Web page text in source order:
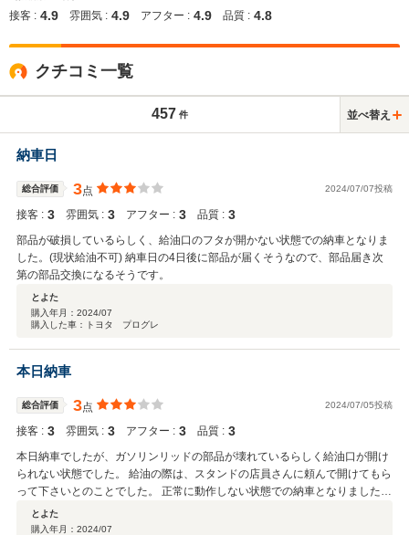
接客 : 4.9 雰囲気 : 4.9 アフター : 4.9 品質 : 4.8
クチコミ一覧
457 件 並べ替え
納車日
総合評価 3点 2024/07/07投稿
接客 : 3 雰囲気 : 3 アフター : 3 品質 : 3
部品が破損しているらしく、給油口のフタが開かない状態での納車となりま
した。(現状給油不可) 納車日の4日後に部品が届くそうなので、部品届き次
第の部品交換になるそうです。
とよた
購入年月： 2024/07
購入した車：トヨタ プログレ
本日納車
総合評価 3点 2024/07/05投稿
接客 : 3 雰囲気 : 3 アフター : 3 品質 : 3
本日納車でしたが、ガソリンリッドの部品が壊れているらしく給油口が開け
られない状態でした。 給油の際は、スタンドの店員さんに頼んで開けてもら
って下さいとのことでした。 正常に動作しない状態での納車となりました
が、4日後の部品入荷次第交換しますとのことでした。
とよた
購入年月： 2024/07